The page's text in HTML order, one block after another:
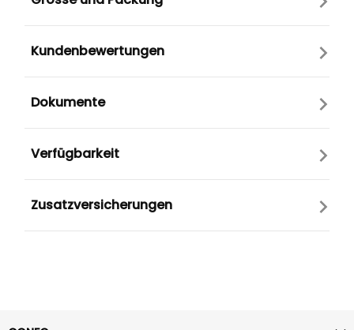
Kundenbewertungen
Dokumente
Verfügbarkeit
Zusatzversicherungen